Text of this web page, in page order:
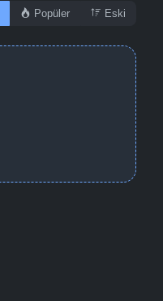
Popüler Eski